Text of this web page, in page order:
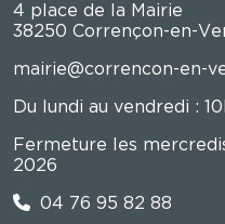
4 place de la Mairie
38250 Corrençon-en-
mairie@correncon-en-
Du lundi au vendredi :
Fermeture les
2026
04 76 95 82 88